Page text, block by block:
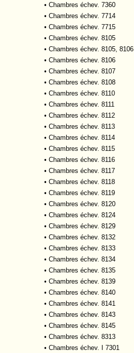
• Chambres échev. 7360
• Chambres échev. 7714
• Chambres échev. 7715
• Chambres échev. 8105
• Chambres échev. 8105, 8106
• Chambres échev. 8106
• Chambres échev. 8107
• Chambres échev. 8108
• Chambres échev. 8110
• Chambres échev. 8111
• Chambres échev. 8112
• Chambres échev. 8113
• Chambres échev. 8114
• Chambres échev. 8115
• Chambres échev. 8116
• Chambres échev. 8117
• Chambres échev. 8118
• Chambres échev. 8119
• Chambres échev. 8120
• Chambres échev. 8124
• Chambres échev. 8129
• Chambres échev. 8132
• Chambres échev. 8133
• Chambres échev. 8134
• Chambres échev. 8135
• Chambres échev. 8139
• Chambres échev. 8140
• Chambres échev. 8141
• Chambres échev. 8143
• Chambres échev. 8145
• Chambres échev. 8313
• Chambres échev. I 7301